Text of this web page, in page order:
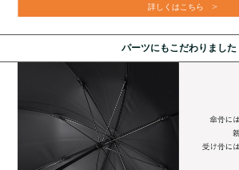
詳しくはこちら
パーツにもこだわりました